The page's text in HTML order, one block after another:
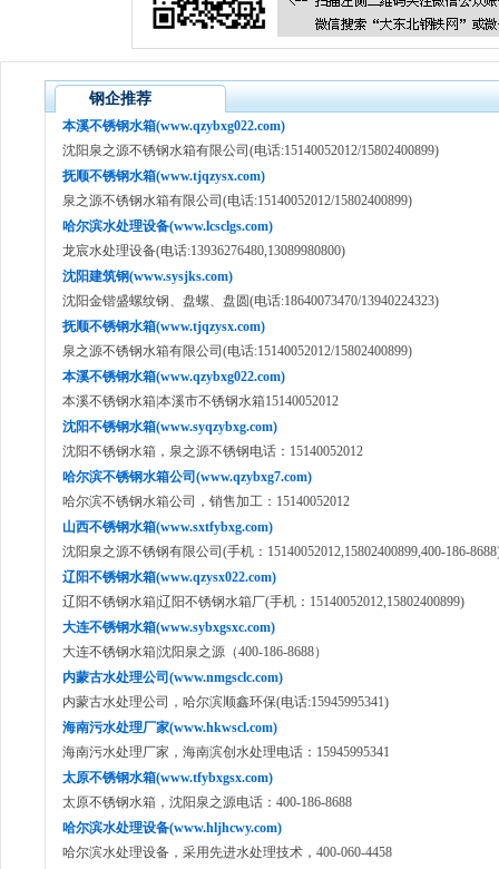
钢企推荐
本溪不锈钢水箱(www.qzybxg022.com)
沈阳泉之源不锈钢水箱有限公司(电话:15140052012/15802400899)
抚顺不锈钢水箱(www.tjqzysx.com)
泉之源不锈钢水箱有限公司(电话:15140052012/15802400899)
哈尔滨水处理设备(www.lcsclgs.com)
龙宸水处理设备(电话:13936276480,13089980800)
沈阳建筑钢(www.sysjks.com)
沈阳金锴盛螺纹钢、盘螺、盘圆(电话:18640073470/13940224323)
抚顺不锈钢水箱(www.tjqzysx.com)
泉之源不锈钢水箱有限公司(电话:15140052012/15802400899)
本溪不锈钢水箱(www.qzybxg022.com)
本溪不锈钢水箱|本溪市不锈钢水箱15140052012
沈阳不锈钢水箱(www.syqzybxg.com)
沈阳不锈钢水箱，泉之源不锈钢电话：15140052012
哈尔滨不锈钢水箱公司(www.qzybxg7.com)
哈尔滨不锈钢水箱公司，销售加工：15140052012
山西不锈钢水箱(www.sxtfybxg.com)
沈阳泉之源不锈钢有限公司(手机：15140052012,15802400899,400-186-
辽阳不锈钢水箱(www.qzysx022.com)
辽阳不锈钢水箱|辽阳不锈钢水箱厂(手机：15140052012,15802400899)
大连不锈钢水箱(www.sybxgsxc.com)
大连不锈钢水箱|沈阳泉之源（400-186-8688）
内蒙古水处理公司(www.nmgsclc.com)
内蒙古水处理公司，哈尔滨顺鑫环保(电话:15945995341)
海南污水处理厂家(www.hkwscl.com)
海南污水处理厂家，海南滨创水处理电话：15945995341
太原不锈钢水箱(www.tfybxgsx.com)
太原不锈钢水箱，沈阳泉之源电话：400-186-8688
哈尔滨水处理设备(www.hljhcwy.com)
哈尔滨水处理设备，采用先进水处理技术，400-060-4458